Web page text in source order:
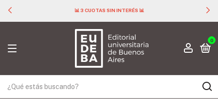
📊 3 CUOTAS SIN INTERÉS 📊
0